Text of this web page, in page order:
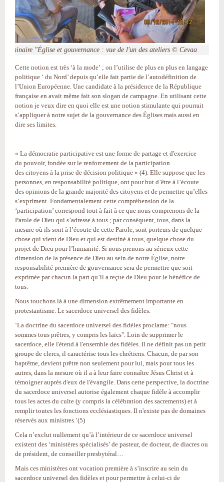
Séminaire "Église et gouvernance : vue de l'un des ateliers © Cevaa
Cette notion est très ‘à la mode’ ; on l’utilise de plus en plus en langage
politique ‘ du Nord’ depuis qu’elle fait partie de l’autodéfinition de
l’Union Européenne. Une candidate à la présidence de la République
française en avait même fait son slogan de campagne. En utilisant cette
notion je veux dire en quoi elle est une notion stimulante qui pourrait
s’appliquer à notre sujet de la gouvernance des Églises mais aussi en
dire ses limites.
« La démocratie participative est une forme de partage et d'exercice
du pouvoir, fondée sur le renforcement de la participation
des citoyens à la prise de décision politique » (4). Elle suppose que les
personnes, en responsabilité politique, ont pour but d’être à l’écoute
des opinions de la grande majorité des citoyens et de permettre qu’elles
s’expriment. Fondamentalement cette compréhension de la
‘participation’ correspond tout à fait à ce que nous comprenons de la
Parole de Dieu qui s’adresse à tous ; par conséquent, tous, dans la
mesure où ils sont à l’écoute de cette Parole, sont porteurs de quelque
chose qui vient de Dieu et qui est destiné à tous, quelque chose du
projet de Dieu pour l’humanité. Si nous prenons au sérieux cette
dimension de la présence de Dieu au sein de notre Église, notre
responsabilité première de gouvernance sera de permettre que soit
exprimée par chacun la part qu’il a reçue de Dieu pour le bénéfice de
tous.
Nous touchons là à une dimension extrêmement importante en
protestantisme. Le sacerdoce universel des fidèles.
‘La doctrine du sacerdoce universel des fidèles proclame: "nous
sommes tous prêtres, y compris les laïcs". Loin de supprimer le
sacerdoce, elle l'étend à l'ensemble des fidèles. Il ne définit pas un petit
groupe de clercs, il caractérise tous les chrétiens. Chacun, de par son
baptême, devient prêtre non seulement pour lui, mais pour tous les
autres, dans la mesure où il a à leur faire connaître Jésus Christ et à
témoigner auprès d'eux de l'évangile. Dans cette perspective, la doctrine
du sacerdoce universel autorise également chaque fidèle à accomplir
tous les actes du culte (y compris la célébration des sacrements) et à
remplir toutes les fonctions ecclésiastiques. Il n'existe pas de domaines
réservés aux ministres.’(5)
Cela n’exclut nullement qu’à l’intérieur de ce sacerdoce universel
existent des ‘ministères spécialisés’ de pasteur, de docteur, de diacres ou
de président, de conseiller presbytéral…
Mais ces ministères ont vocation première à s’inscrire au sein du
sacerdoce universel des fidèles et pour permettre à celui-ci de